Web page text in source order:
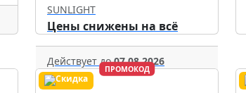
SUNLIGHT
Цены снижены на всё
Действует до07.08.2026
ПРОМОКОД